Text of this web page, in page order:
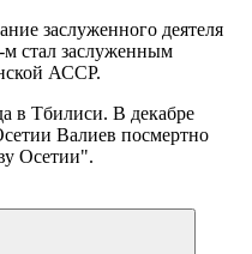
заслуженного деятеля
м стал заслуженным
АССР.
в Тбилиси. В декабре
Валиев посмертно
Осетии".